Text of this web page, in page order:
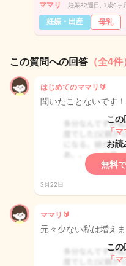
ママリ 妊娠32週目, 1歳9ヶ
妊娠・出産 母乳
この質問への回答 （全4件
はじめてのママリ🔰
聞いたことないです
この
「マ
お読
無料
3月22日
ママリ🔰
元々少ない私は増え
この
「マ